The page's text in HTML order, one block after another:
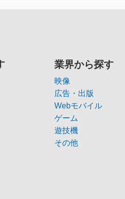
業界から探す
映像
広告・出版
Webモバイル
ゲーム
遊技機
その他